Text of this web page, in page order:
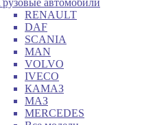
автомобили
RENAULT
DAF
SCANIA
MAN
VOLVO
IVECO
КАМАЗ
МАЗ
MERCEDES